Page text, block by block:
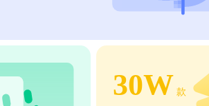
30W 款